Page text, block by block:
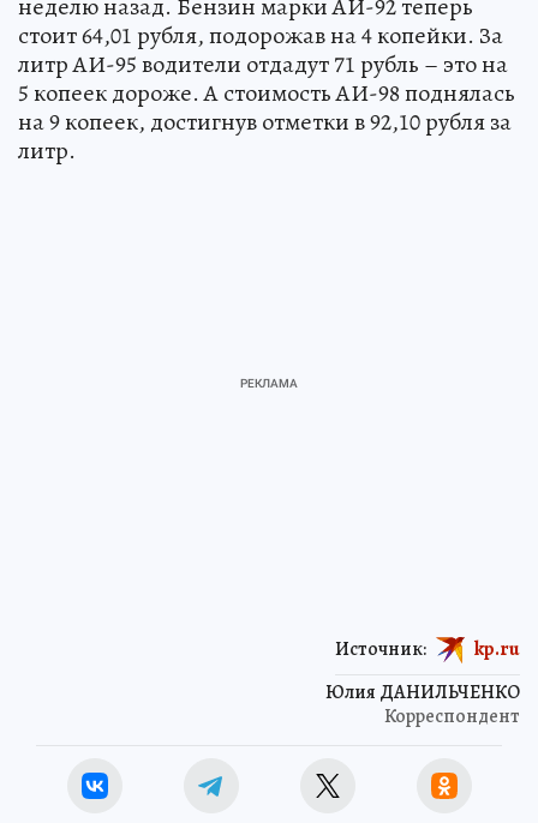
неделю назад. Бензин марки АИ-92 теперь
стоит 64,01 рубля, подорожав на 4 копейки. За
литр АИ-95 водители отдадут 71 рубль – это на
5 копеек дороже. А стоимость АИ-98 поднялась
на 9 копеек, достигнув отметки в 92,10 рубля за
литр.
Юлия ДАНИЛЬЧЕНКО
Корреспондент
Источник: kp.ru